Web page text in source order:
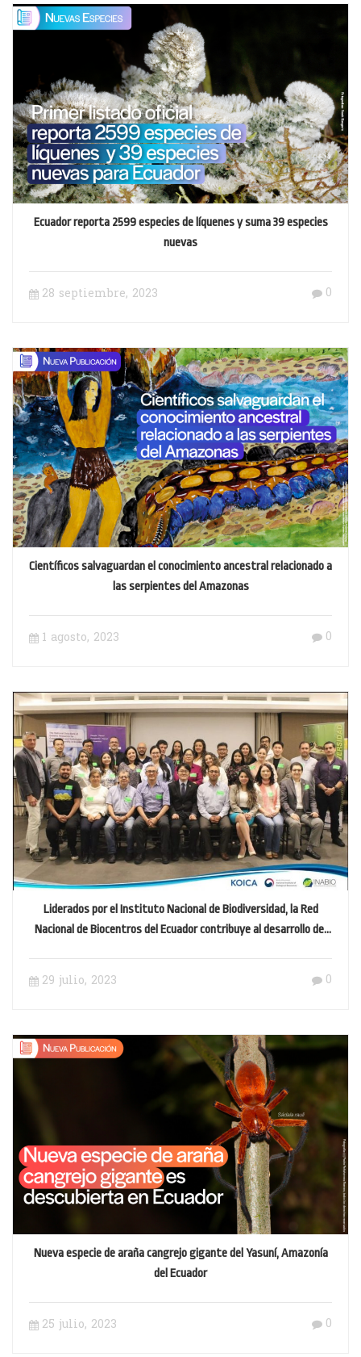
Ecuador reporta 2599 especies de líquenes y suma 39 especies
nuevas
28 septiembre, 2023 0
Científicos salvaguardan el conocimiento ancestral relacionado a
las serpientes del Amazonas
1 agosto, 2023 0
Liderados por el Instituto Nacional de Biodiversidad, la Red
Nacional de Biocentros del Ecuador contribuye al desarrollo del
29 julio, 2023 0
Nueva especie de araña cangrejo gigante del Yasuní, Amazonía
del Ecuador
25 julio, 2023 0